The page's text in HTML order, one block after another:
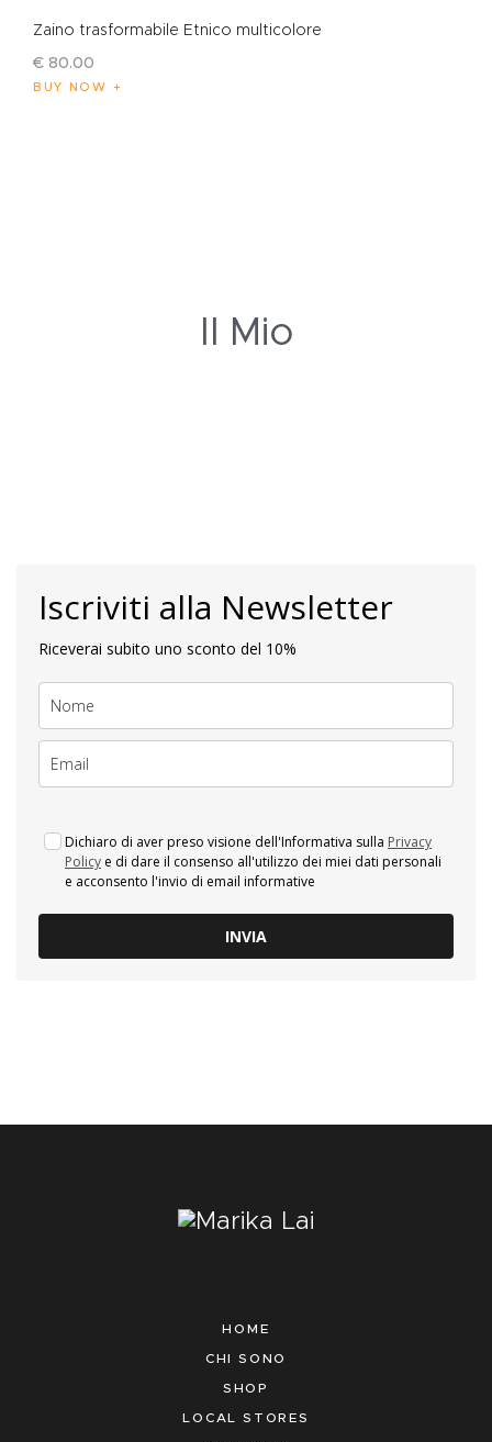
Zaino trasformabile Etnico multicolore
€ 80.00
BUY NOW
Il Mio
Iscriviti alla Newsletter
Riceverai subito uno sconto del 10%
Dichiaro di aver preso visione dell'Informativa sulla Privacy
Policy e di dare il consenso all'utilizzo dei miei dati personali
e acconsento l'invio di email informative
INVIA
HOME
CHI SONO
SHOP
LOCAL STORES